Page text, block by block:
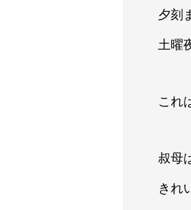
夕刻
土曜
これ
叔母
きれ